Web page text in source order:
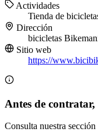
Actividades
Tienda de
Dirección
bicicletas
Sitio web
https://
Antes de
Consulta nuestra